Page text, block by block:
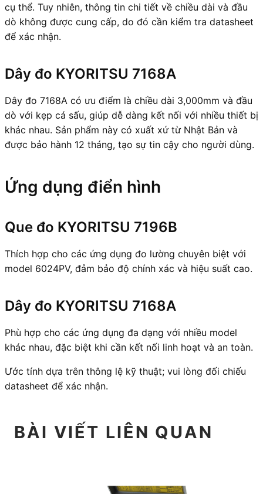
cụ thể. Tuy nhiên, thông tin chi tiết về chiều dài và đầu
dò không được cung cấp, do đó cần kiểm tra datasheet
để xác nhận.
Dây đo KYORITSU 7168A
Dây đo 7168A có ưu điểm là chiều dài 3,000mm và đầu
dò với kẹp cá sấu, giúp dễ dàng kết nối với nhiều thiết bị
khác nhau. Sản phẩm này có xuất xứ từ Nhật Bản và
được bảo hành 12 tháng, tạo sự tin cậy cho người dùng.
Ứng dụng điển hình
Que đo KYORITSU 7196B
Thích hợp cho các ứng dụng đo lường chuyên biệt với
model 6024PV, đảm bảo độ chính xác và hiệu suất cao.
Dây đo KYORITSU 7168A
Phù hợp cho các ứng dụng đa dạng với nhiều model
khác nhau, đặc biệt khi cần kết nối linh hoạt và an toàn.
Ước tính dựa trên thông lệ kỹ thuật; vui lòng đối chiếu
datasheet để xác nhận.
BÀI VIẾT LIÊN QUAN